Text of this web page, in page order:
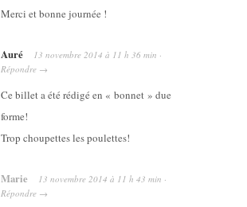
Merci et bonne journée !
Auré 13 novembre 2014 à 11 h 36 min ·
Répondre →
Ce billet a été rédigé en « bonnet » due
forme!
Trop choupettes les poulettes!
Marie 13 novembre 2014 à 11 h 43 min ·
Répondre →